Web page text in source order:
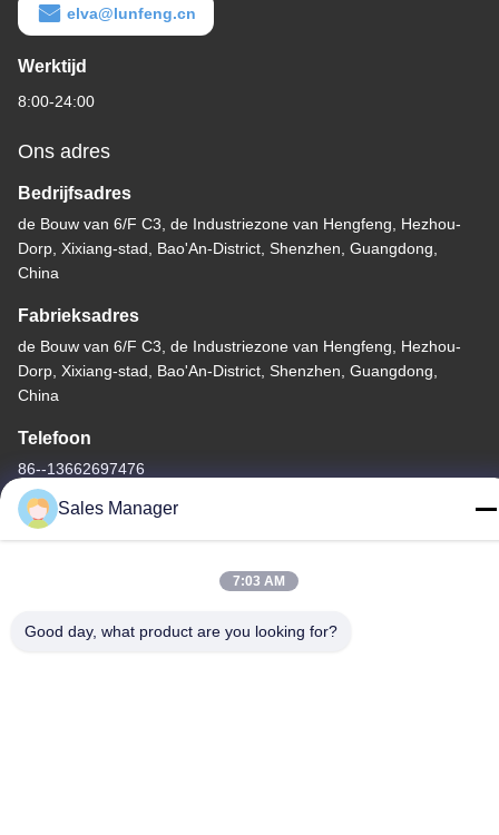
elva@lunfeng.cn
Werktijd
8:00-24:00
Ons adres
Bedrijfsadres
de Bouw van 6/F C3, de Industriezone van Hengfeng, Hezhou-
Dorp, Xixiang-stad, Bao'An-District, Shenzhen, Guangdong,
China
Fabrieksadres
de Bouw van 6/F C3, de Industriezone van Hengfeng, Hezhou-
Dorp, Xixiang-stad, Bao'An-District, Shenzhen, Guangdong,
China
Telefoon
86--13662697476
metaalkoepel Auteursrecht © -2026 Shenzhen Lunfeng
Sales Manager
7:03 AM
Good day, what product are you looking for?